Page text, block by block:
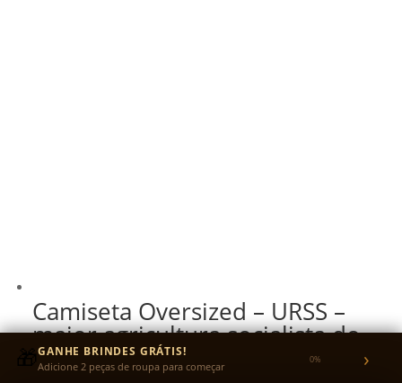
Camiseta Oversized – URSS –
maior agricultura socialista do
mundo
🎁GANHE BRINDES GRÁTIS!
Adicione 2 peças de roupa para começar 0% ›